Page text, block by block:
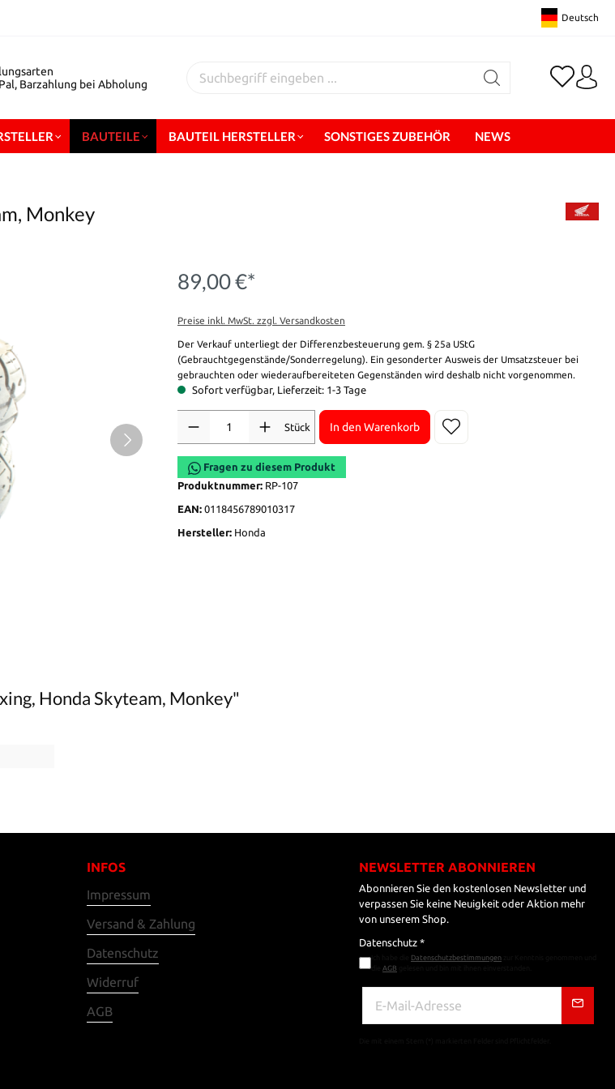
Deutsch
Barzahlung bei Abholung
BAUTEILE BAUTEIL HERSTELLER SONSTIGES ZUBEHÖR NEWS
Monkey
89,00 €*
Preise inkl. MwSt. zzgl. Versandkosten
Der Verkauf unterliegt der Differenzbesteuerung gem. § 25a UStG
(Gebrauchtgegenstände/Sonderregelung). Ein gesonderter Ausweis der Umsatzsteuer bei
gebrauchten oder wiederaufbereiteten Gegenständen wird deshalb nicht vorgenommen.
Sofort verfügbar, Lieferzeit: 1-3 Tage
Stück
In den Warenkorb
Fragen zu diesem Produkt
Produktnummer: RP-107
EAN: 0118456789010317
Hersteller: Honda
Honda Skyteam, Monkey"
INFOS
Impressum
Versand & Zahlung
Datenschutz
Widerruf
AGB
NEWSLETTER ABONNIEREN
Abonnieren Sie den kostenlosen Newsletter und
verpassen Sie keine Neuigkeit oder Aktion mehr
von unserem Shop.
Datenschutz *
Datenschutzbestimmungen
AGB